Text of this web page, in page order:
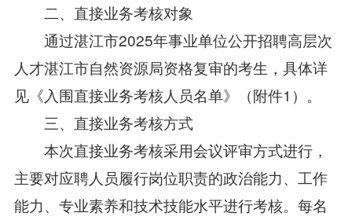
二、直接业务考核对象
通过湛江市2025年事业单位公开招聘高层次
人才湛江市自然资源局资格复审的考生，具体详
见《入围直接业务考核人员名单》（附件1）。
三、直接业务考核方式
本次直接业务考核采用会议评审方式进行，
主要对应聘人员履行岗位职责的政治能力、工作
能力、专业素养和技术技能水平进行考核。每名